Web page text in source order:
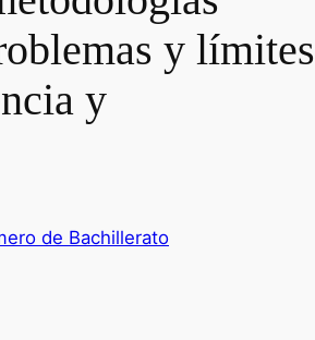
y límites
y
de Bachillerato